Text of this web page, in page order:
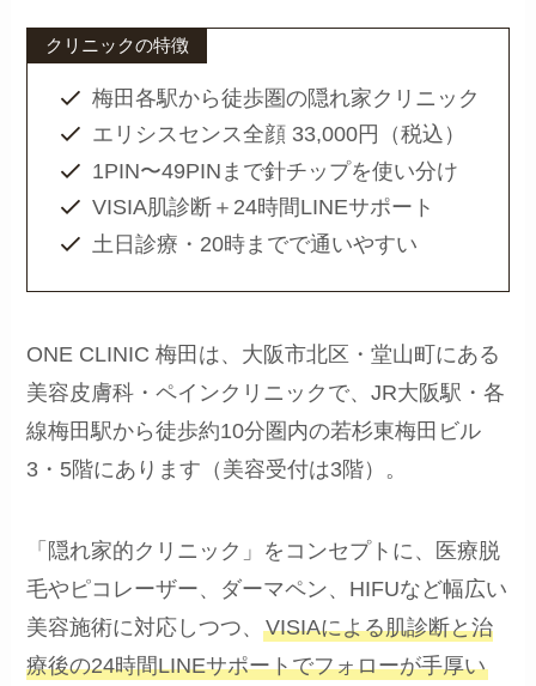
クリニックの特徴
梅田各駅から徒歩圏の隠れ家クリニック
エリシスセンス全顔 33,000円（税込）
1PIN〜49PINまで針チップを使い分け
VISIA肌診断＋24時間LINEサポート
土日診療・20時までで通いやすい
ONE CLINIC 梅田は、大阪市北区・堂山町にある
美容皮膚科・ペインクリニックで、JR大阪駅・各
線梅田駅から徒歩約10分圏内の若杉東梅田ビル
3・5階にあります（美容受付は3階）。
「隠れ家的クリニック」をコンセプトに、医療脱
毛やピコレーザー、ダーマペン、HIFUなど幅広い
美容施術に対応しつつ、VISIAによる肌診断と治
療後の24時間LINEサポートでフォローが手厚い